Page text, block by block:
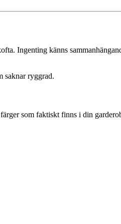
Ingenting känns
saknar ryggrad.
som faktiskt finns i din